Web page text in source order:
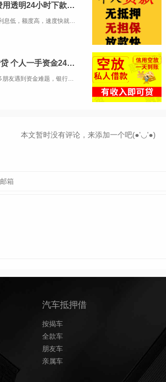
昆明私借 昆明民间借钱 应急贷款 费用透明24小时下款服务
一家专业的正规贷款咨询服务平台！ 要正规，利息低，额度高，速度快就找金融！主营业务： 信用贷款类：护照贷，无抵押信用贷款，工资卡贷款 抵押类：房产抵押，汽车抵押 一：无抵押信用贷款：1小时左右放款&n...
昆明个人放款 |昆明本地靠谱民间借贷 个人一手资金24小时下款
昆明急周转｜一手资金对接，告别中介套路很多朋友遇到资金难题，银行门槛高，各类中介层层收费。我们本地自有资金直接对接借款人。人在昆明，有固定住处、稳定收入，就可以咨询短期资金业务。个体户、上班族、本地居民均可沟通，征信有逾期、负债偏高也可酌情...
本文暂时没有评论，来添加一个吧(●'◡'●)
汽车抵押借
按揭车
全款车
朋友车
亲属车